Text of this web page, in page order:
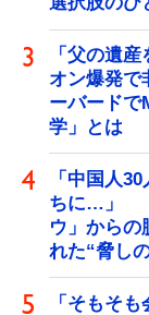
「父の遺
オン爆発で
ーバード
学」とは
「中国人
ちに…」
ウ」から
れた“脅し
「そもそ